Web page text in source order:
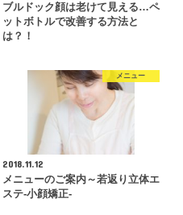
ブルドック顔は老けて見える…ペ
ットボトルで改善する方法と
は？！
メニュー
2018.11.12
メニューのご案内～若返り立体エ
ステ-小顔矯正-